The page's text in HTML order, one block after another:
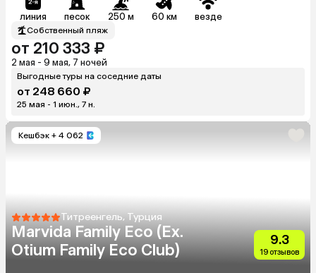
линия песок 250 м 60 км везде
Собственный пляж
от 210 333 ₽
2 мая - 9 мая, 7 ночей
Выгодные туры на соседние даты
от 248 660 ₽
25 мая - 1 июн., 7 н.
Кешбэк + 4 062
Титреенгель, Турция
Marvida Family Eco (Ex.
Otium Family Eco Club)
9.3
19 отзывов